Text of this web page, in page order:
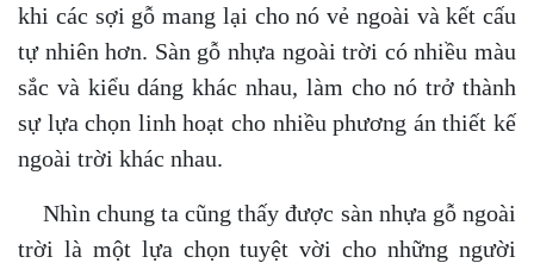
khi các sợi gỗ mang lại cho nó vẻ ngoài và kết cấu
tự nhiên hơn. Sàn gỗ nhựa ngoài trời có nhiều màu
sắc và kiểu dáng khác nhau, làm cho nó trở thành
sự lựa chọn linh hoạt cho nhiều phương án thiết kế
ngoài trời khác nhau.
Nhìn chung ta cũng thấy được sàn nhựa gỗ ngoài
trời là một lựa chọn tuyệt vời cho những người